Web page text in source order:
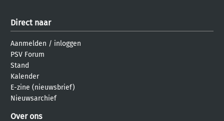
Direct naar
Aanmelden / inloggen
PSV Forum
Stand
Kalender
E-zine (nieuwsbrief)
Nieuwsarchief
Over ons